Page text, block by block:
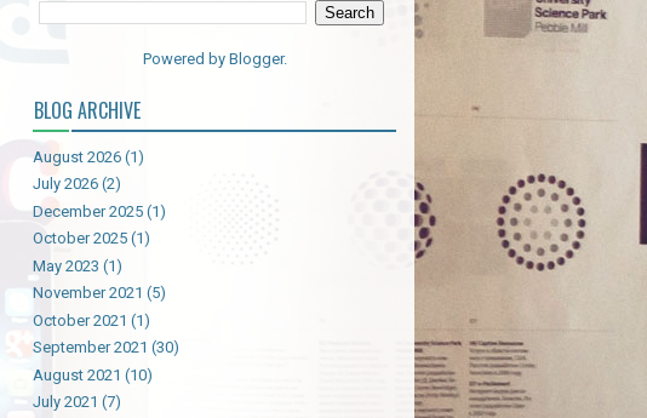
Powered by Blogger.
BLOG ARCHIVE
August 2026 (1)
July 2026 (2)
December 2025 (1)
October 2025 (1)
May 2023 (1)
November 2021 (5)
October 2021 (1)
September 2021 (30)
August 2021 (10)
July 2021 (7)